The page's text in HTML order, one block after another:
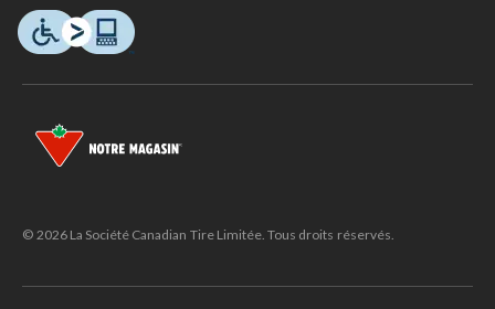
© 2026 La Société Canadian Tire Limitée. Tous droits réservés.